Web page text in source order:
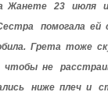
Жанете 23 июля
помогала ей
Грета тоже
чтобы не
ниже плеч и